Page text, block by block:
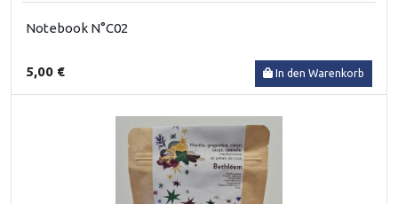
Notebook N°C02
5,00 € In den Warenkorb